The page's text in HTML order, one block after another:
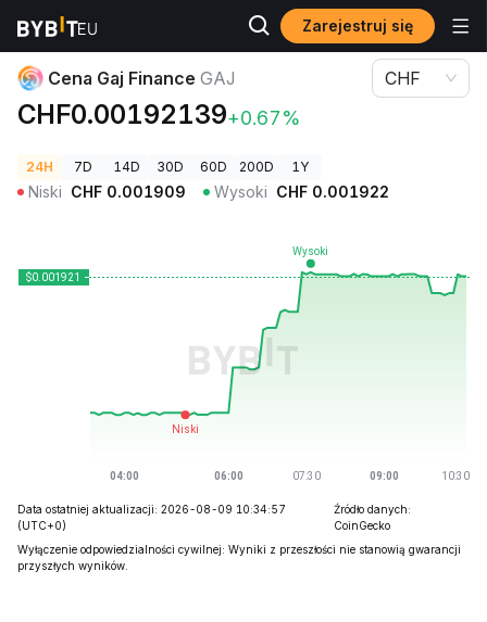
Zarejestruj się
Ceny kryptowalut Cena Gaj Finance GAJ
Cena Gaj Finance GAJ
CHF0.00192139+0.67%
CHF
24H 7D 14D 30D 60D 200D 1Y
Niski CHF 0.001909 Wysoki CHF 0.001922
Data ostatniej aktualizacji: 2026-08-09 10:34:57
(UTC+0)
Źródło danych:
CoinGecko
Wyłączenie odpowiedzialności cywilnej: Wyniki z przeszłości nie stanowią gwarancji
przyszłych wyników.